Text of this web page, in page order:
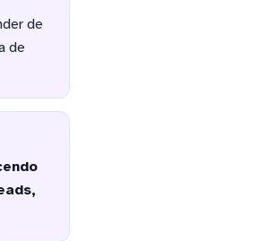
de
de